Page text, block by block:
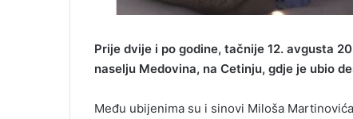
Prije dvije i po godine, tačnije 12. avgusta
naselju Medovina, na Cetinju, gdje je ubio
Među ubijenima su i sinovi Miloša